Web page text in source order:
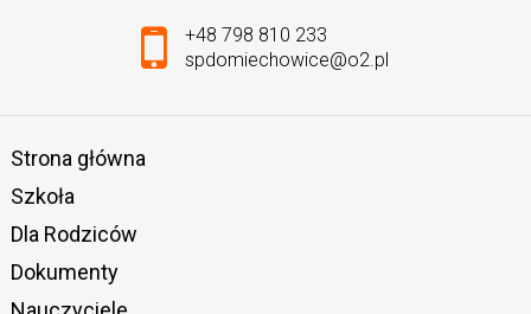
+48 798 810 233
spdomiechowice@o2.pl
Strona główna
Szkoła
Dla Rodziców
Dokumenty